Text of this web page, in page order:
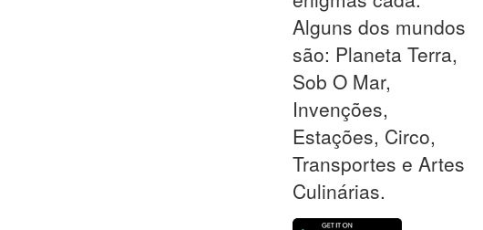
Alguns dos mundos
são: Planeta Terra,
Sob O Mar,
Invenções,
Estações, Circo,
Transportes e Artes
Culinárias.